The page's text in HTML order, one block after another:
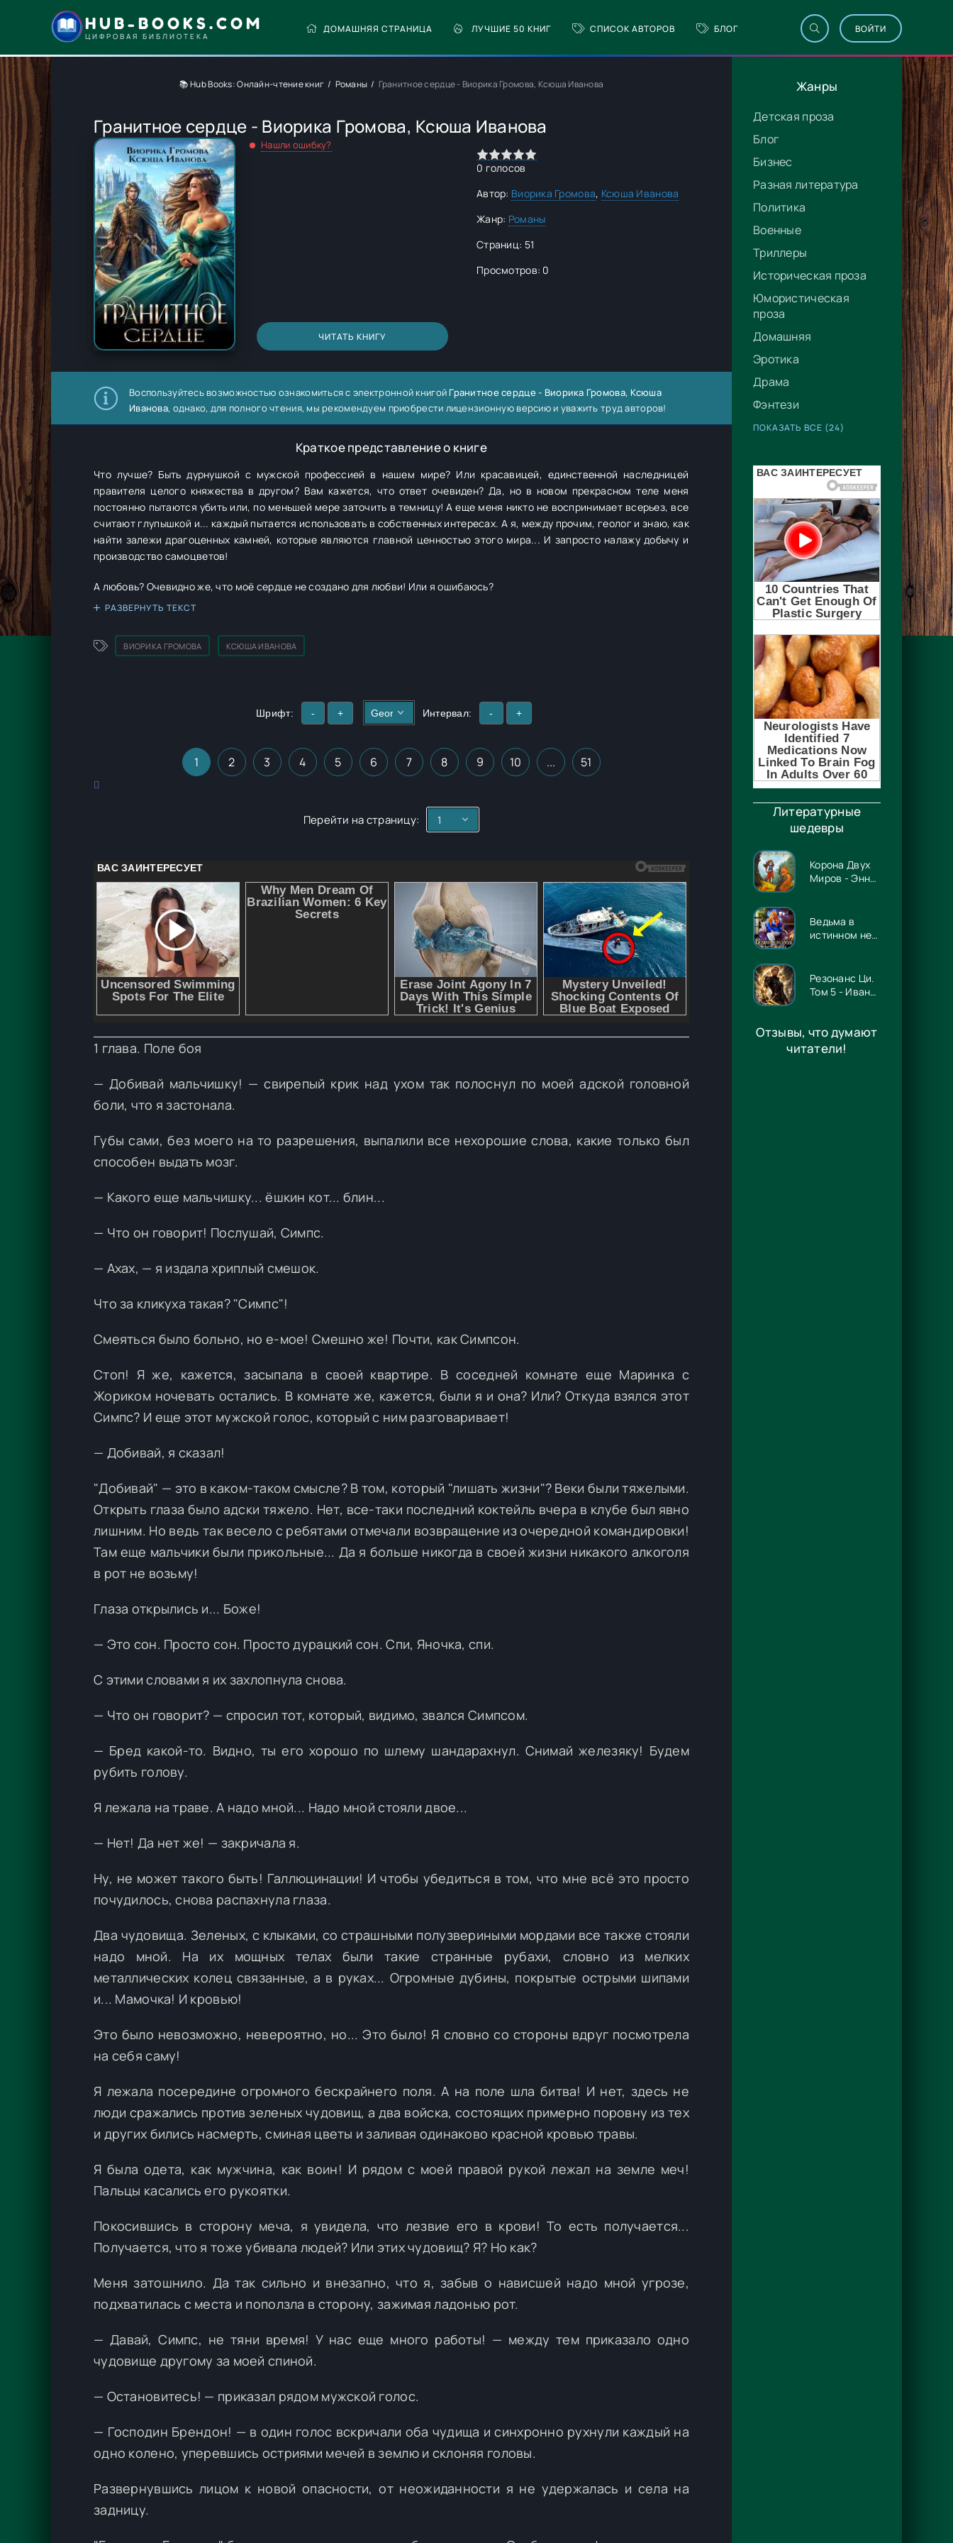
HUB-BOOKS.COM
ЦИФРОВАЯ БИБЛИОТЕКА
ДОМАШНЯЯ СТРАНИЦА ЛУЧШИЕ 50 КНИГ СПИСОК АВТОРОВ БЛОГ ВОЙТИ
Жанры
Детская проза
Блог
Бизнес
Разная литература
Политика
Военные
Триллеры
Историческая проза
Юмористическая
проза
Домашняя
Эротика
Драма
Фэнтези
ПОКАЗАТЬ ВСЕ (24)
Литературные
шедевры
Корона Двух
Миров - Энн
Ведьма в
истинном не
Резонанс Ци.
Том 5 - Иван
Отзывы, что думают
читатели!
📚 Hub Books: Онлайн-чтение книг Романы Гранитное сердце - Виорика Громова, Ксюша Иванова
Гранитное сердце - Виорика Громова, Ксюша Иванова
Нашли ошибку?
ЧИТАТЬ КНИГУ
0 голосов
Автор: Виорика Громова, Ксюша Иванова
Жанр: Романы
Страниц: 51
Просмотров: 0
Воспользуйтесь возможностью ознакомиться с электронной книгой Гранитное сердце - Виорика Громова, Ксюша
Иванова, однако, для полного чтения, мы рекомендуем приобрести лицензионную версию и уважить труд авторов!
Краткое представление о книге
Что лучше? Быть дурнушкой с мужской профессией в нашем мире? Или красавицей, единственной наследницей
правителя целого княжества в другом? Вам кажется, что ответ очевиден? Да, но в новом прекрасном теле меня
постоянно пытаются убить или, по меньшей мере заточить в темницу! А еще меня никто не воспринимает всерьез, все
считают глупышкой и... каждый пытается использовать в собственных интересах. А я, между прочим, геолог и знаю, как
найти залежи драгоценных камней, которые являются главной ценностью этого мира... И запросто налажу добычу и
производство самоцветов!
А любовь? Очевидно же, что моё сердце не создано для любви! Или я ошибаюсь?
РАЗВЕРНУТЬ ТЕКСТ
ВИОРИКА ГРОМОВА КСЮША ИВАНОВА
Шрифт: - + Интервал: - +
1 2 3 4 5 6 7 8 9 10 ... 51
Перейти на страницу:
1 глава. Поле боя
— Добивай мальчишку! — свирепый крик над ухом так полоснул по моей адской головной
боли, что я застонала.
Губы сами, без моего на то разрешения, выпалили все нехорошие слова, какие только был
способен выдать мозг.
— Какого еще мальчишку... ёшкин кот... блин...
— Что он говорит! Послушай, Симпс.
— Ахах, — я издала хриплый смешок.
Что за кликуха такая? "Симпс"!
Смеяться было больно, но е-мое! Смешно же! Почти, как Симпсон.
Стоп! Я же, кажется, засыпала в своей квартире. В соседней комнате еще Маринка с
Жориком ночевать остались. В комнате же, кажется, были я и она? Или? Откуда взялся этот
Симпс? И еще этот мужской голос, который с ним разговаривает!
— Добивай, я сказал!
"Добивай" — это в каком-таком смысле? В том, который "лишать жизни"? Веки были тяжелыми.
Открыть глаза было адски тяжело. Нет, все-таки последний коктейль вчера в клубе был явно
лишним. Но ведь так весело с ребятами отмечали возвращение из очередной командировки!
Там еще мальчики были прикольные... Да я больше никогда в своей жизни никакого алкоголя
в рот не возьму!
Глаза открылись и... Боже!
— Это сон. Просто сон. Просто дурацкий сон. Спи, Яночка, спи.
С этими словами я их захлопнула снова.
— Что он говорит? — спросил тот, который, видимо, звался Симпсом.
— Бред какой-то. Видно, ты его хорошо по шлему шандарахнул. Снимай железяку! Будем
рубить голову.
Я лежала на траве. А надо мной... Надо мной стояли двое...
— Нет! Да нет же! — закричала я.
Ну, не может такого быть! Галлюцинации! И чтобы убедиться в том, что мне всё это просто
почудилось, снова распахнула глаза.
Два чудовища. Зеленых, с клыками, со страшными полузвериными мордами все также стояли
надо мной. На их мощных телах были такие странные рубахи, словно из мелких
металлических колец связанные, а в руках... Огромные дубины, покрытые острыми шипами
и... Мамочка! И кровью!
Это было невозможно, невероятно, но... Это было! Я словно со стороны вдруг посмотрела
на себя саму!
Я лежала посередине огромного бескрайнего поля. А на поле шла битва! И нет, здесь не
люди сражались против зеленых чудовищ, а два войска, состоящих примерно поровну из тех
и других бились насмерть, сминая цветы и заливая одинаково красной кровью травы.
Я была одета, как мужчина, как воин! И рядом с моей правой рукой лежал на земле меч!
Пальцы касались его рукоятки.
Покосившись в сторону меча, я увидела, что лезвие его в крови! То есть получается...
Получается, что я тоже убивала людей? Или этих чудовищ? Я? Но как?
Меня затошнило. Да так сильно и внезапно, что я, забыв о нависшей надо мной угрозе,
подхватилась с места и поползла в сторону, зажимая ладонью рот.
— Давай, Симпс, не тяни время! У нас еще много работы! — между тем приказало одно
чудовище другому за моей спиной.
— Остановитесь! — приказал рядом мужской голос.
— Господин Брендон! — в один голос вскричали оба чудища и синхронно рухнули каждый на
одно колено, уперевшись остриями мечей в землю и склоняя головы.
Развернувшись лицом к новой опасности, от неожиданности я не удержалась и села на
задницу.